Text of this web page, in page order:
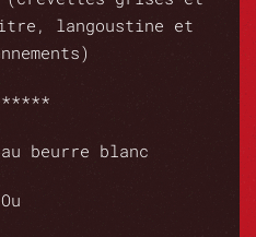
langoustine et
beurre blanc
Ou